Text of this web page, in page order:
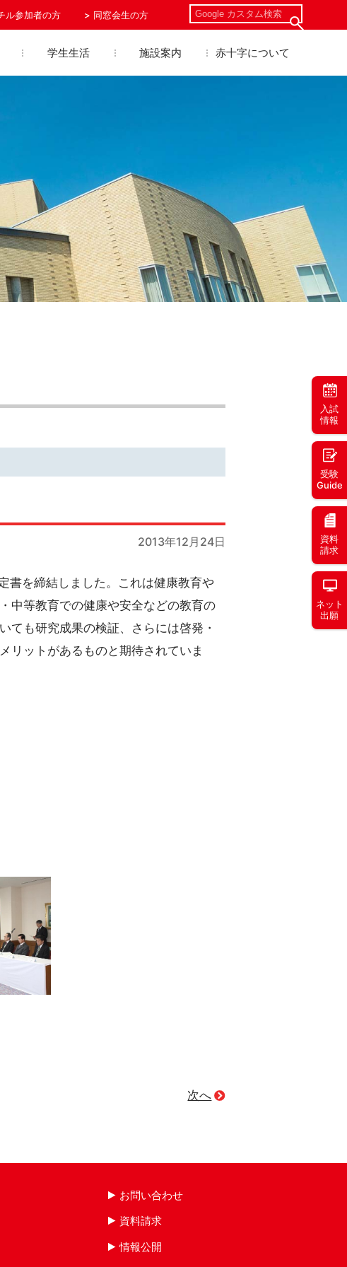
ル参加者の方 同窓会生の方
学生生活 施設案内 赤十字について
2013年12月24日
書を締結しました。これは健康教育や
中等教育での健康や安全などの教育の
ても研究成果の検証、さらには啓発・
リットがあるものと期待されていま
次へ
お問い合わせ
資料請求
情報公開
入試
情報
受験
Guide
資料
請求
ネット
出願